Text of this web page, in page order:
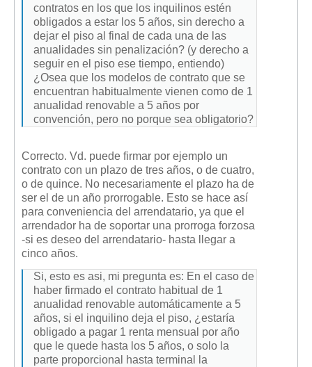
contratos en los que los inquilinos estén
obligados a estar los 5 años, sin derecho a
dejar el piso al final de cada una de las
anualidades sin penalización? (y derecho a
seguir en el piso ese tiempo, entiendo)
¿Osea que los modelos de contrato que se
encuentran habitualmente vienen como de 1
anualidad renovable a 5 años por
convención, pero no porque sea obligatorio?
Correcto. Vd. puede firmar por ejemplo un
contrato con un plazo de tres años, o de cuatro,
o de quince. No necesariamente el plazo ha de
ser el de un año prorrogable. Esto se hace así
para conveniencia del arrendatario, ya que el
arrendador ha de soportar una prorroga forzosa
-si es deseo del arrendatario- hasta llegar a
cinco años.
Si, esto es asi, mi pregunta es: En el caso de
haber firmado el contrato habitual de 1
anualidad renovable automáticamente a 5
años, si el inquilino deja el piso, ¿estaría
obligado a pagar 1 renta mensual por año
que le quede hasta los 5 años, o solo la
parte proporcional hasta terminal la